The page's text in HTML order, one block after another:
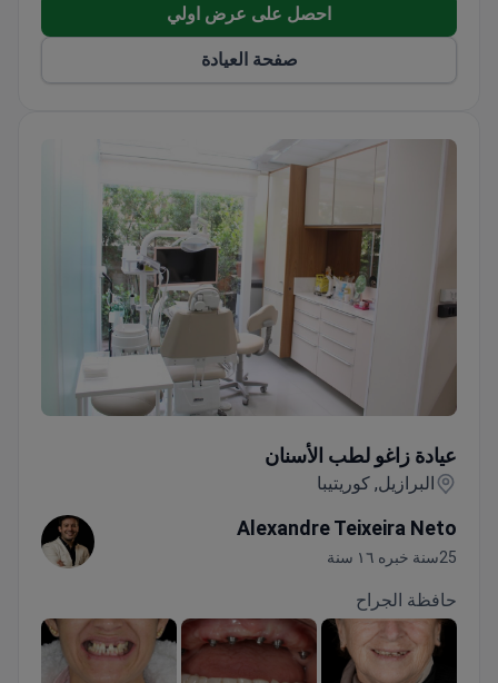
احصل على عرض اولي
صفحة العيادة
عيادة زاغو لطب الأسنان
البرازيل, كوريتيبا
Alexandre Teixeira Neto
25سنة خبره ١٦ سنة
حافظة الجراح